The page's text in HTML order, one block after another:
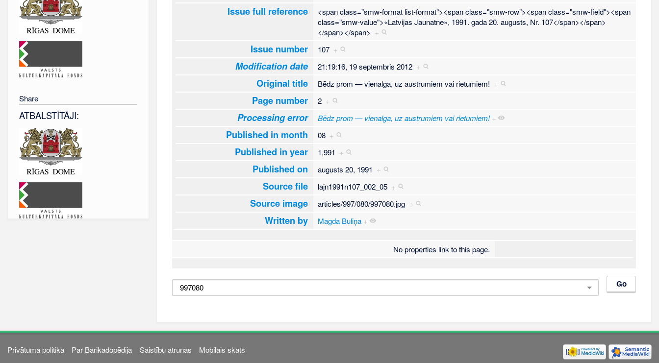
Issue full reference
<span class="smw-format list-format"><span class="smw-row"><span class="smw-field"><span
class="smw-value">«Latvijas Jaunatne», 1991. gada 20. augusts, Nr. 107</span></span>
</span></span> +
Issue number 107 +
Modification date 21:19:16, 19 septembris 2012 +
Original title Bēdz prom — vienalga, uz austrumiem vai rietumiem! +
Page number 2 +
Processing error Bēdz prom — vienalga, uz austrumiem vai rietumiem! +
Published in month 08 +
Published in year 1,991 +
Published on augusts 20, 1991 +
Source file lajn1991n107_002_05 +
Source image articles/997/080/997080.jpg +
Written by Magda Buliņa +
No properties link to this page.
Share
ATBALSTĪTĀJI:
Privātuma politika Par Barikadopēdija Saistību atrunas Mobilais skats